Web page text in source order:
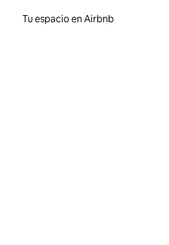
Tu espacio en Airbnb
pantalla.